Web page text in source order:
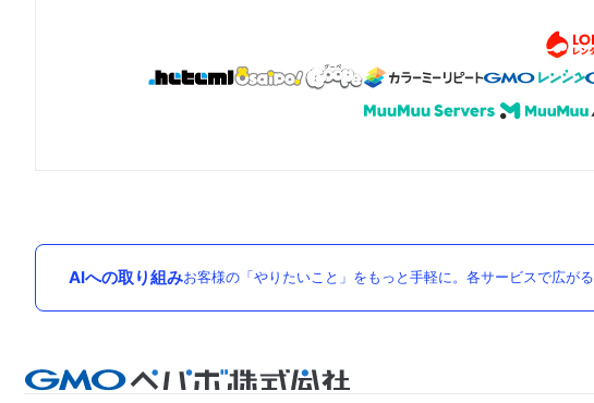
AIへの取り組みお客様の「やりたいこと」をもっと手軽に。各サービスで広が